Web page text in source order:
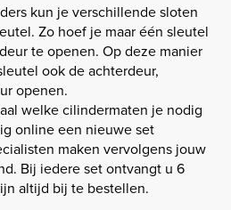
kun je verschillende sloten
Zo hoef je maar één sleutel
te openen. Op deze manier
ook de achterdeur,
openen.
welke cilindermaten je nodig
online een nieuwe set
maken vervolgens jouw
Bij iedere set ontvangt u 6
altijd bij te bestellen.